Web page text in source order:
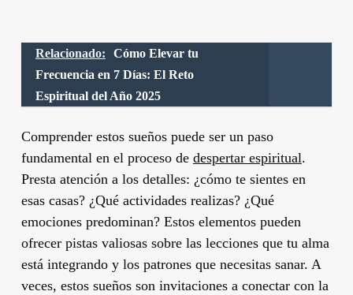
Relacionado:
Cómo Elevar tu
Frecuencia en 7 Días: El Reto
Espiritual del Año 2025
Comprender estos sueños puede ser un paso
fundamental en el proceso de despertar espiritual.
Presta atención a los detalles: ¿cómo te sientes en
esas casas? ¿Qué actividades realizas? ¿Qué
emociones predominan? Estos elementos pueden
ofrecer pistas valiosas sobre las lecciones que tu alma
está integrando y los patrones que necesitas sanar. A
veces, estos sueños son invitaciones a conectar con la